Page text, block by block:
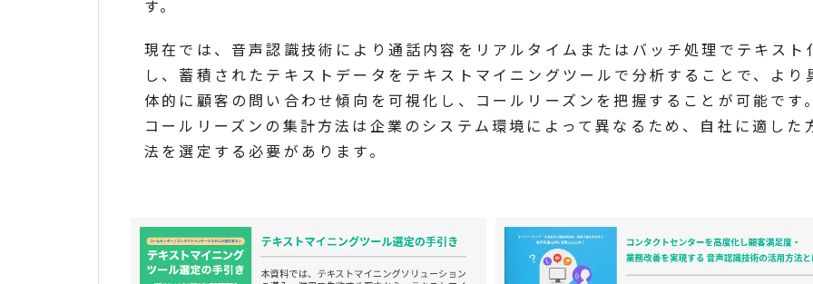
す。
現在では、音声認識技術により通話内容をリアルタイムまたはバッチ処理でテキスト
し、蓄積されたテキストデータをテキストマイニングツールで分析することで、より
体的に顧客の問い合わせ傾向を可視化し、コールリーズンを把握することが可能です
コールリーズンの集計方法は企業のシステム環境によって異なるため、自社に適した
法を選定する必要があります。